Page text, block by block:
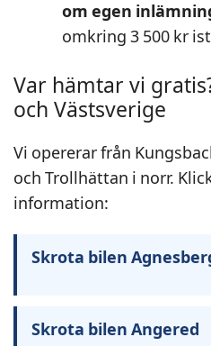
om egen
omkring 3 500 kr
Var hämtar vi
och Västsverige
Vi opererar från
och Trollhättan i norr.
information:
Skrota bilen
Skrota bilen Angered